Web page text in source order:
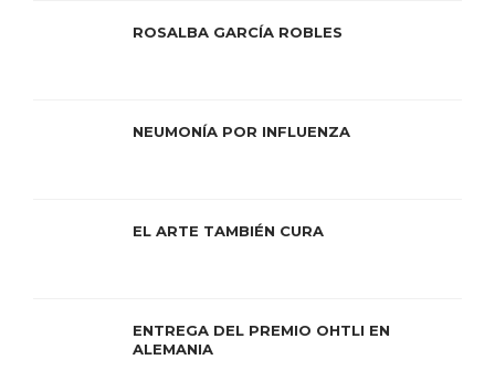
ROSALBA GARCÍA ROBLES
NEUMONÍA POR INFLUENZA
EL ARTE TAMBIÉN CURA
ENTREGA DEL PREMIO OHTLI EN
ALEMANIA